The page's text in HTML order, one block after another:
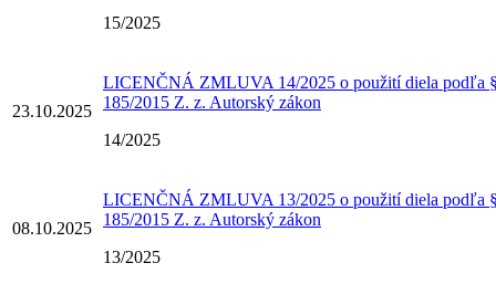
15/2025
23.10.2025
LICENČNÁ ZMLUVA 14/2025 o použití diela podľa
185/2015 Z. z. Autorský zákon
14/2025
08.10.2025
LICENČNÁ ZMLUVA 13/2025 o použití diela podľa
185/2015 Z. z. Autorský zákon
13/2025